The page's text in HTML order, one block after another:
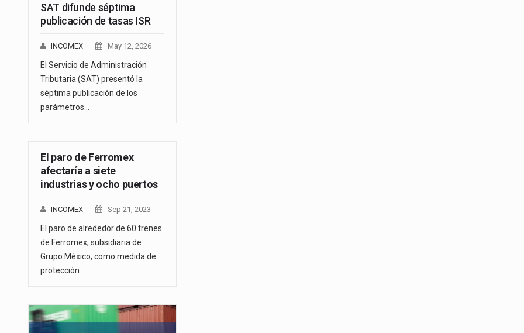
SAT difunde séptima
publicación de tasas ISR
INCOMEX May 12, 2026
El Servicio de Administración
Tributaria (SAT) presentó la
séptima publicación de los
parámetros…
El paro de Ferromex
afectaría a siete
industrias y ocho puertos
INCOMEX Sep 21, 2023
El paro de alrededor de 60 trenes
de Ferromex, subsidiaria de
Grupo México, como medida de
protección…